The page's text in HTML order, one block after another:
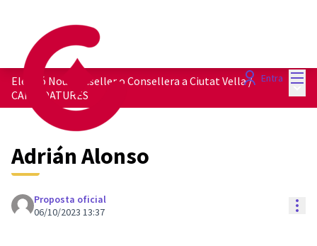
Entra
Elecció Nou Conseller o Consellera a Ciutat Vella/
CANDIDATURES
Adrián Alonso
Proposta oficial
06/10/2023 13:37